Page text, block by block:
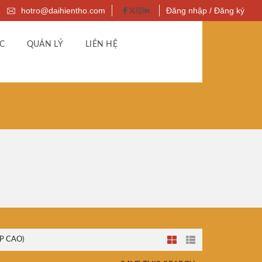
hotro@daihientho.com Đăng nhập / Đăng ký
QUẢN LÝ LIÊN HỆ
CAO)